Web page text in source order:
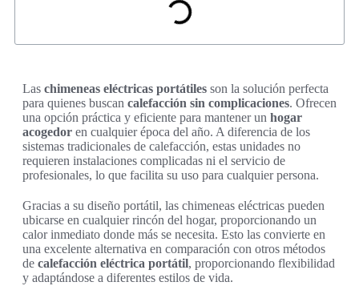
Las chimeneas eléctricas portátiles son la solución perfecta
para quienes buscan calefacción sin complicaciones. Ofrecen
una opción práctica y eficiente para mantener un hogar
acogedor en cualquier época del año. A diferencia de los
sistemas tradicionales de calefacción, estas unidades no
requieren instalaciones complicadas ni el servicio de
profesionales, lo que facilita su uso para cualquier persona.
Gracias a su diseño portátil, las chimeneas eléctricas pueden
ubicarse en cualquier rincón del hogar, proporcionando un
calor inmediato donde más se necesita. Esto las convierte en
una excelente alternativa en comparación con otros métodos
de calefacción eléctrica portátil, proporcionando flexibilidad
y adaptándose a diferentes estilos de vida.